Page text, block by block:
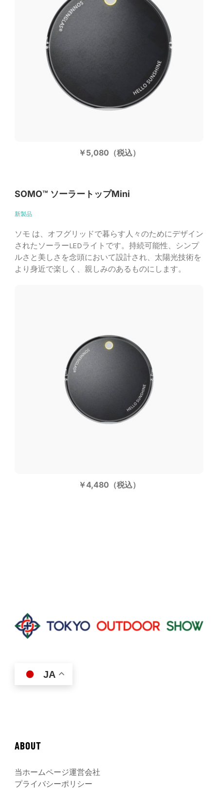
￥5,080（税込）
SOMO™️ ソーラートップMini
新製品
ソモ︎ は、オフグリッドで暮らす人々のためにデザイン
されたソーラーLEDライトです。持続可能性、シンプ
ルさと美しさを念頭において設計され、太陽光技術を
より身近で楽しく、親しみのあるものにします。
￥4,480（税込）
JA
ABOUT
当ホームページ運営会社
プライバシーポリシー